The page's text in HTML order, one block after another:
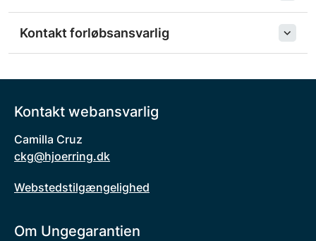
Kontakt forløbsansvarlig
Kontakt webansvarlig
Camilla Cruz
ckg@hjoerring.dk
Webstedstilgængelighed
Om Ungegarantien